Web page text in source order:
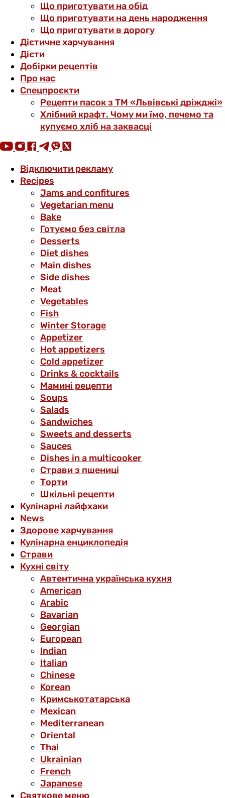
Що приготувати на обід
Що приготувати на день народження
Що приготувати в дорогу
Дієтичне харчування
Дієти
Добірки рецептів
Про нас
Спецпроєкти
Рецепти пасок з ТМ «Львівські дріжджі»
Хлібний крафт. Чому ми їмо, печемо та
купуємо хліб на заквасці
Відключити рекламу
Recipes
Jams and confitures
Vegetarian menu
Bake
Готуємо без світла
Desserts
Diet dishes
Main dishes
Side dishes
Meat
Vegetables
Fish
Winter Storage
Аppetizer
Hot appetizers
Cold appetizer
Drinks & cocktails
Мамині рецепти
Soups
Salads
Sandwiches
Sweets and desserts
Sauces
Dishes in a multicooker
Страви з пшениці
Торти
Шкільні рецепти
Кулінарні лайфхаки
News
Здорове харчування
Кулінарна енциклопедія
Страви
Кухні світу
Автентична українська кухня
American
Arabic
Bavarian
Georgian
European
Indian
Italian
Chinese
Korean
Кримськотатарська
Mexican
Mediterranean
Oriental
Thai
Ukrainian
French
Japanese
Святкове меню